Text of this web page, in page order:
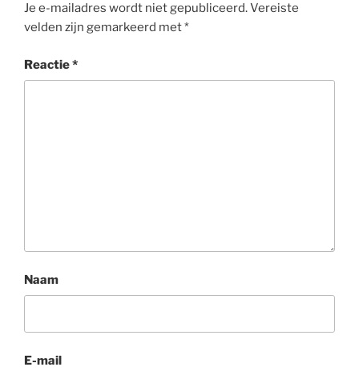
Je e-mailadres wordt niet gepubliceerd.Vereiste
velden zijn gemarkeerd met*
Reactie*
Naam
E-mail